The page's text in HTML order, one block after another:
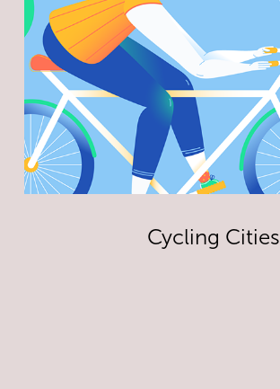
Cycling Cities